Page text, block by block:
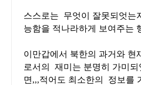
스스로는 무엇이 잘못되엇
능함을 적나라하게 보여주는
이만갑에서 북한의 과거와
로서의 재미는 분명히 가미
면,,,적어도 최소한의 정보를